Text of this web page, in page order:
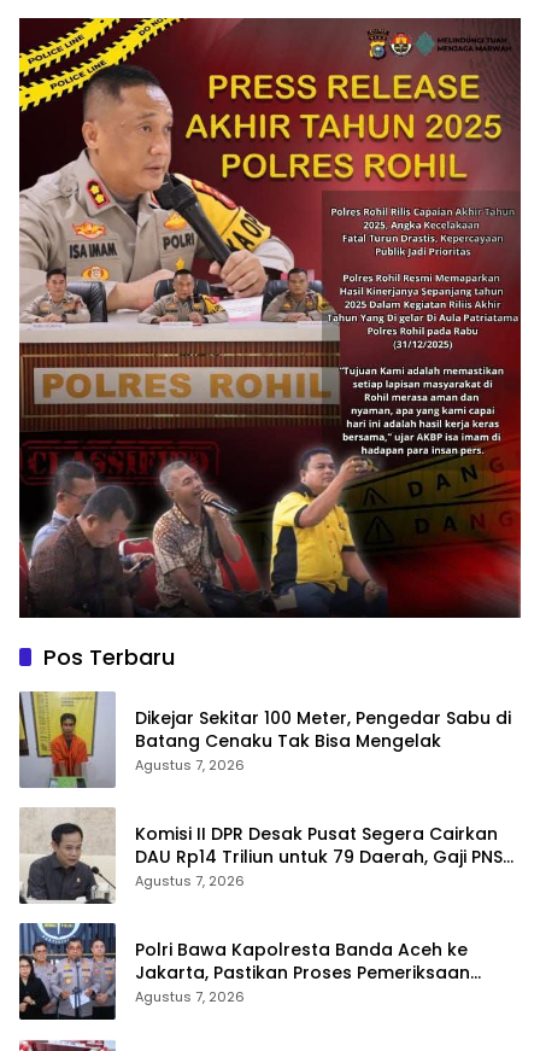
Pos Terbaru
Dikejar Sekitar 100 Meter, Pengedar Sabu di
Agustus 7, 2026
Komisi II DPR Desak Pusat Segera Cairkan
DAU Rp14 Triliun untuk 79 Daerah, Gaji PNS
Terancam Telat
Agustus 7, 2026
Polri Bawa Kapolresta Banda Aceh ke
Jakarta, Pastikan Proses Pemeriksaan
Profesional dan Transparan
Agustus 7, 2026